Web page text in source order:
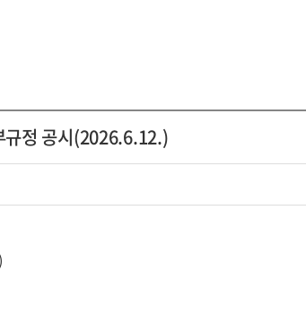
규정 공시(2026.6.12.)